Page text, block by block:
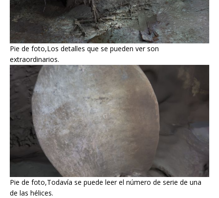
Pie de foto,Los detalles que se pueden ver son
extraordinarios.
Pie de foto,Todavía se puede leer el número de serie de una
de las hélices.